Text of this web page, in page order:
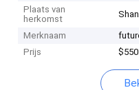
Plaats van
herkomst
Merknaam
Prijs